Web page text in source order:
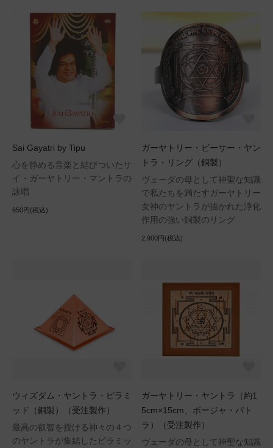
Sai Gayatri by Tipu
心を静める音楽と結びついたサ
イ・ガーヤトリー・マントラの
詠唱
650円(税込)
ガーヤトリー・ビーサー・ヤン
トラ・リング（銅製）
ヴェーダの母として神聖な知識
で私たちを満たすガーヤトリー
女神のヤントラが描かれた浄化
作用の強い銅製のリング
2,900円(税込)
ウィズダム・ヤントラ・ピラミ
ッド（銅製）（受注製作）
最高の叡智を授ける神々の４つ
のヤントラが集結したピラミッ
ガーヤトリー・ヤントラ（約1
5cm×15cm、ボージャ・パト
ラ）（受注製作）
ヴェーダの母として神聖な知識